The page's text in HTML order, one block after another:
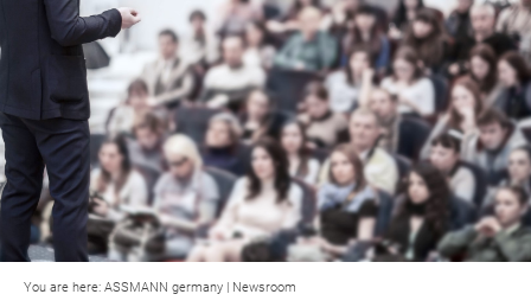
You are here: ASSMANN germany | Newsroom